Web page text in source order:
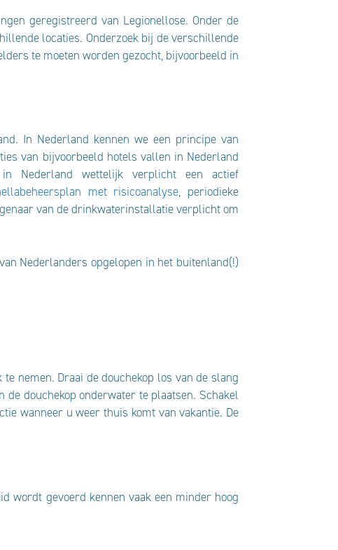
geregistreerd van Legionellose. Onder de
locaties. Onderzoek bij de verschillende
te moeten worden gezocht, bijvoorbeeld in
In Nederland kennen we een principe van
van bijvoorbeeld hotels vallen in Nederland
Nederland wettelijk verplicht een actief
met risicoanalyse, periodieke
van de drinkwaterinstallatie verplicht om
Nederlanders opgelopen in het buitenland(!)
nemen. Draai de douchekop los van de slang
douchekop onderwater te plaatsen. Schakel
wanneer u weer thuis komt van vakantie. De
wordt gevoerd kennen vaak een minder hoog